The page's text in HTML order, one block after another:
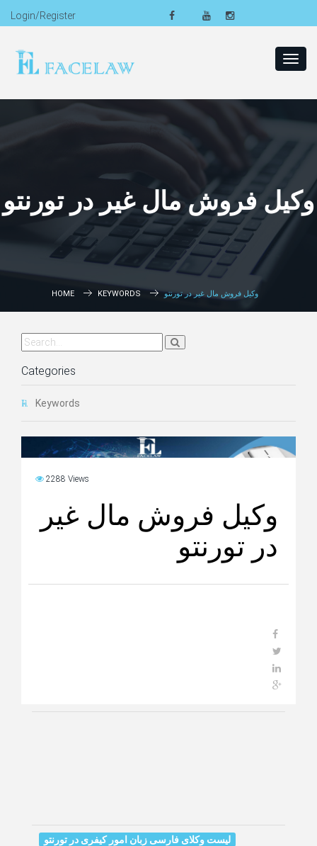
Login/Register
وکیل فروش مال غیر در تورنتو
HOME KEYWORDS وکیل فروش مال غیر در تورنتو
Categories
Keywords
2288 Views
وکیل فروش مال غیر
در تورنتو
لیست وکلای فارسی زبان امور کیفری در تورنتو